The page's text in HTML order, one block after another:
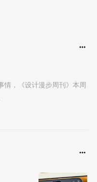
情，《设计漫步周刊》本周